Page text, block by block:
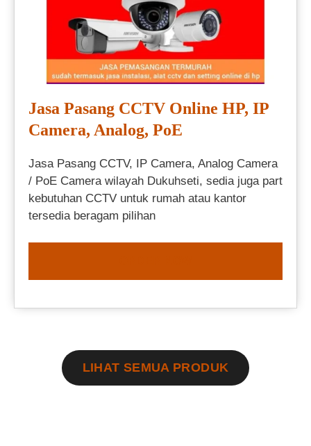
Jasa Pasang CCTV Online HP, IP
Camera, Analog, PoE
Jasa Pasang CCTV, IP Camera, Analog Camera
/ PoE Camera wilayah Dukuhseti, sedia juga part
kebutuhan CCTV untuk rumah atau kantor
tersedia beragam pilihan
LIHAT SEMUA PRODUK